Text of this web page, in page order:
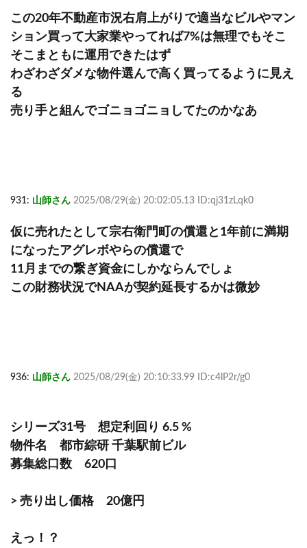
この20年不動産市況右肩上がりで適当なビルやマン
ション買って大家業やってれば7%は無理でもそこ
そこまともに運用できたはず
わざわざダメな物件選んで高く買ってるように見え
る
売り手と組んでゴニョゴニョしてたのかなあ
931: 山師さん 2025/08/29(金) 20:02:05.13 ID:qj31zLqk0
仮に売れたとして宗右衛門町の償還と1年前に満期
になったアグレボやらの償還で
11月までの繋ぎ資金にしかならんでしょ
この財務状況でNAAが契約延長するかは微妙
936: 山師さん 2025/08/29(金) 20:10:33.99 ID:c4lP2r/g0
シリーズ31号 想定利回り 6.5 %
物件名 都市綜研 千葉駅前ビル
募集総口数 620口
> 売り出し価格 20億円
えっ！？